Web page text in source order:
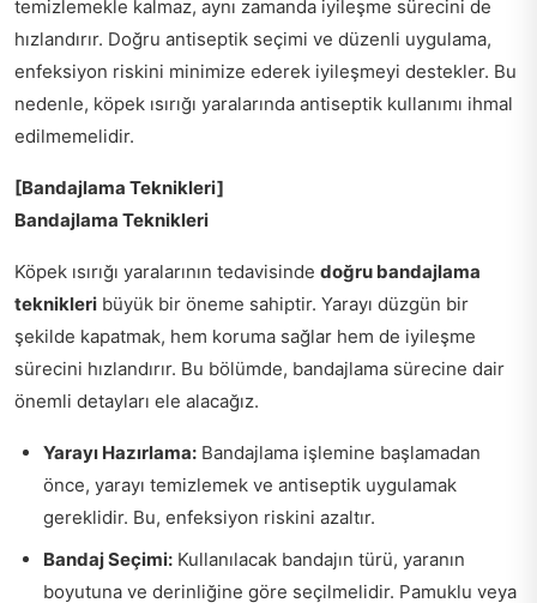
temizlemekle kalmaz, aynı zamanda iyileşme sürecini de
hızlandırır. Doğru antiseptik seçimi ve düzenli uygulama,
enfeksiyon riskini minimize ederek iyileşmeyi destekler. Bu
nedenle, köpek ısırığı yaralarında antiseptik kullanımı ihmal
edilmemelidir.
[Bandajlama Teknikleri]
Bandajlama Teknikleri
Köpek ısırığı yaralarının tedavisinde doğru bandajlama
teknikleri büyük bir öneme sahiptir. Yarayı düzgün bir
şekilde kapatmak, hem koruma sağlar hem de iyileşme
sürecini hızlandırır. Bu bölümde, bandajlama sürecine dair
önemli detayları ele alacağız.
Yarayı Hazırlama: Bandajlama işlemine başlamadan
önce, yarayı temizlemek ve antiseptik uygulamak
gereklidir. Bu, enfeksiyon riskini azaltır.
Bandaj Seçimi: Kullanılacak bandajın türü, yaranın
boyutuna ve derinliğine göre seçilmelidir. Pamuklu veya